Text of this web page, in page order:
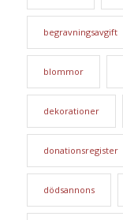
begravningsavgift
blommor
dekorationer
donationsregister
dödsannons